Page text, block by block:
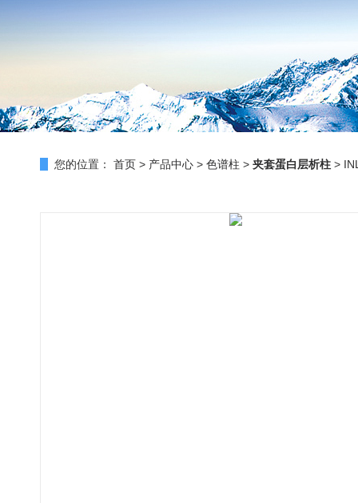
您的位置： 首页 > 产品中心 > 色谱柱 > 夹套蛋白层析柱 >